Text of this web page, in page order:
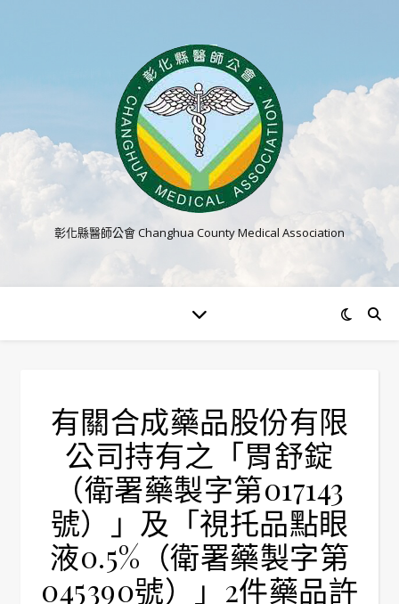
彰化縣醫師公會 Changhua County Medical Association
有關合成藥品股份有限
公司持有之「胃舒錠
（衛署藥製字第017143
號）」及「視托品點眼
液0.5%（衛署藥製字第
045390號）」2件藥品許